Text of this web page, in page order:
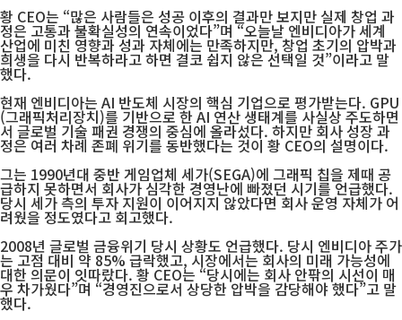
황 CEO는 “많은 사람들은 성공 이후의 결과만 보지만 실제 창업 과
정은 고통과 불확실성의 연속이었다”며 “오늘날 엔비디아가 세계
산업에 미친 영향과 성과 자체에는 만족하지만, 창업 초기의 압박과
희생을 다시 반복하라고 하면 결코 쉽지 않은 선택일 것”이라고 말
했다.
현재 엔비디아는 AI 반도체 시장의 핵심 기업으로 평가받는다. GPU
(그래픽처리장치)를 기반으로 한 AI 연산 생태계를 사실상 주도하면
서 글로벌 기술 패권 경쟁의 중심에 올라섰다. 하지만 회사 성장 과
정은 여러 차례 존폐 위기를 동반했다는 것이 황 CEO의 설명이다.
그는 1990년대 중반 게임업체 세가(SEGA)에 그래픽 칩을 제때 공
급하지 못하면서 회사가 심각한 경영난에 빠졌던 시기를 언급했다.
당시 세가 측의 투자 지원이 이어지지 않았다면 회사 운영 자체가 어
려웠을 정도였다고 회고했다.
2008년 글로벌 금융위기 당시 상황도 언급했다. 당시 엔비디아 주가
는 고점 대비 약 85% 급락했고, 시장에서는 회사의 미래 가능성에
대한 의문이 잇따랐다. 황 CEO는 “당시에는 회사 안팎의 시선이 매
우 차가웠다”며 “경영진으로서 상당한 압박을 감당해야 했다”고 말
했다.